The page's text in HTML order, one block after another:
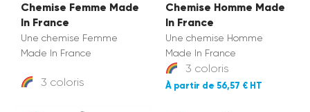
Chemise Femme Made
In France
Une chemise Femme
Made In France
3 coloris
Chemise Homme Made
In France
Une chemise Homme
Made In France
3 coloris
56,57 €